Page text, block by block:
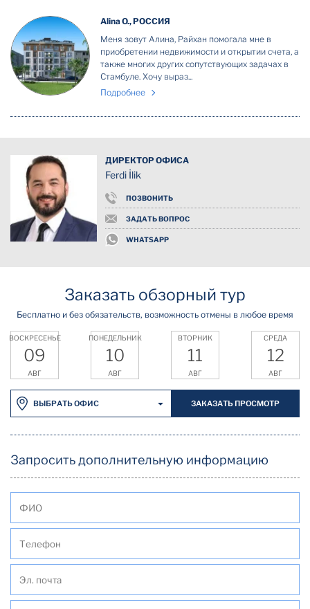
Alina O., РОССИЯ
Меня зовут Алина, Райхан помогала мне в
приобретении недвижимости и открытии счета, а
также многих других сопутствующих задачах в
Стамбуле. Хочу выраз...
Подробнее
ДИРЕКТОР ОФИСА
Ferdi İlik
ПОЗВОНИТЬ
ЗАДАТЬ ВОПРОС
WHATSAPP
Заказать обзорный тур
Бесплатно и без обязательств, возможность отмены в любое время
ВОСКРЕСЕНЬЕ
09
АВГ
ПОНЕДЕЛЬНИК
10
АВГ
ВТОРНИК
11
АВГ
СРЕДА
12
АВГ
ВЫБРАТЬ ОФИС ЗАКАЗАТЬ ПРОСМОТР
Запросить дополнительную информацию